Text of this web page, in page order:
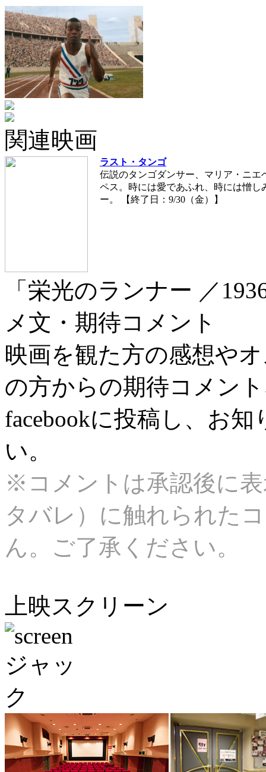
関連映画
ラスト・タンゴ
伝説のタンゴダンサー、マリア・ニエ
ペス。時には愛であふれ、時には憎し
ー。 【終了日：9/30（金）】
「栄光のランナー ／
メ文・期待コメント
映画を観た方の感想や
の方からの期待コメン
facebookに投稿し、お
い。
※コメントは承認後に
タバレ）に触れられた
ん。ご了承ください。
上映スクリーン